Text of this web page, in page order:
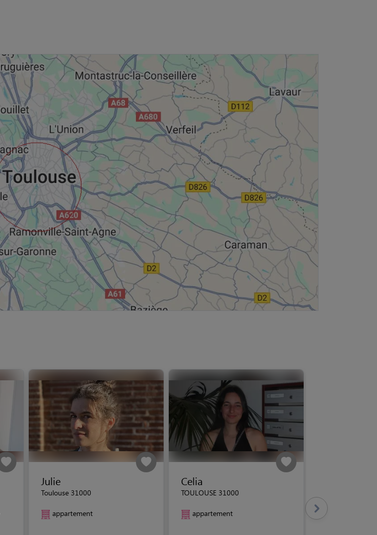
Julie
Toulouse 31000
appartement
Celia
TOULOUSE 31000
appartement